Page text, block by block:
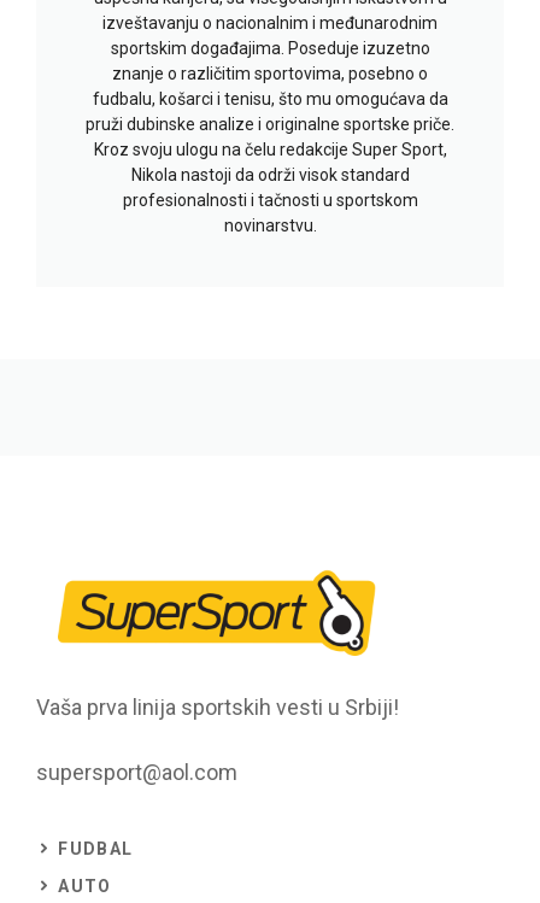
izveštavanju o nacionalnim i međunarodnim
sportskim događajima. Poseduje izuzetno
znanje o različitim sportovima, posebno o
fudbalu, košarci i tenisu, što mu omogućava da
pruži dubinske analize i originalne sportske priče.
Kroz svoju ulogu na čelu redakcije Super Sport,
Nikola nastoji da održi visok standard
profesionalnosti i tačnosti u sportskom
novinarstvu.
Vaša prva linija sportskih vesti u Srbiji!
supersport@aol.com
FUDBAL
AUTO